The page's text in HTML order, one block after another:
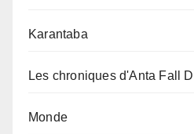
Karantaba
Les chroniques d'Anta Fall
Monde